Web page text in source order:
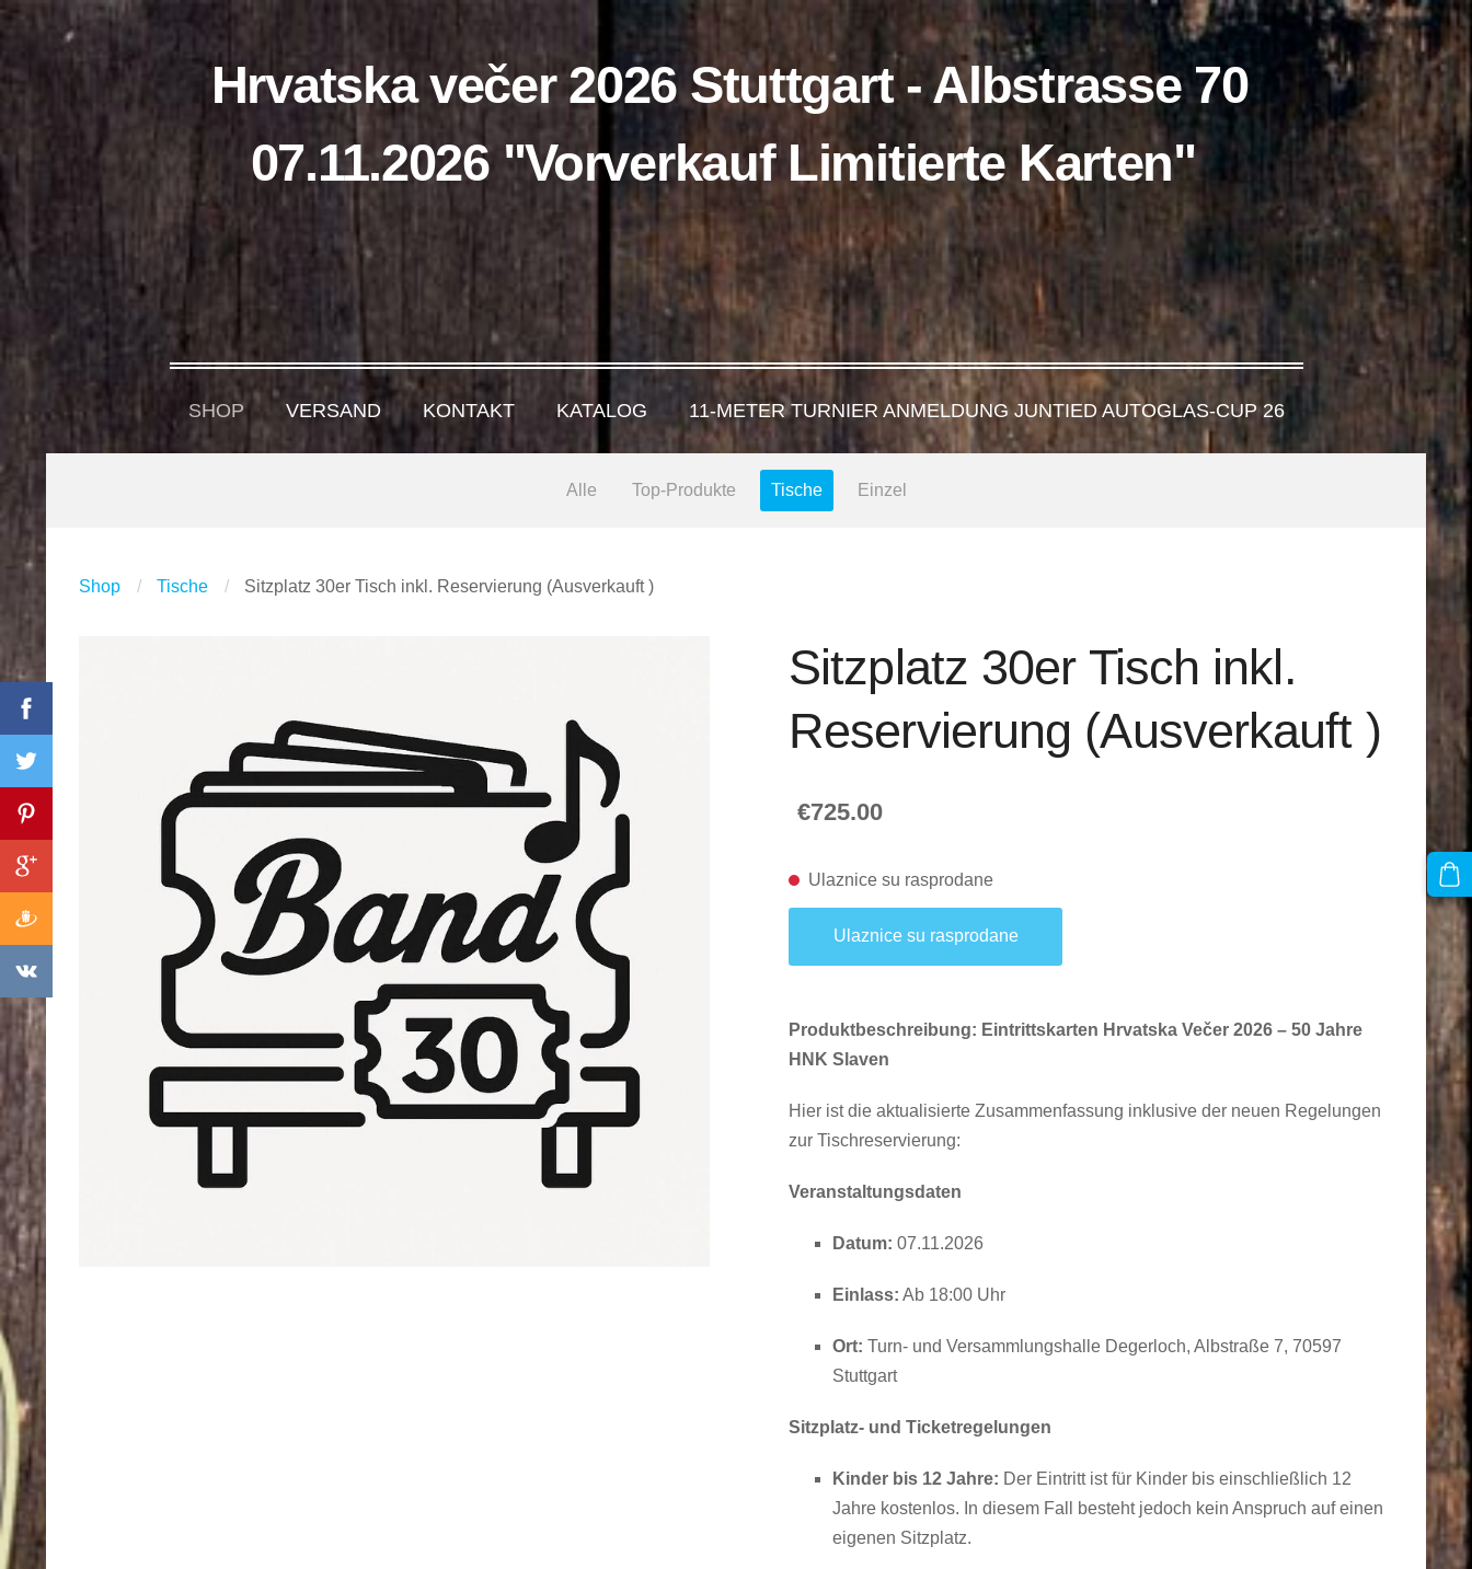
Hrvatska večer 2026 Stuttgart - Albstrasse 70
07.11.2026 "Vorverkauf Limitierte Karten"
SHOP VERSAND KONTAKT KATALOG 11-METER TURNIER ANMELDUNG JUNTIED AUTOGLAS-CUP 26
Alle Top-Produkte Tische Einzel
Shop Tische Sitzplatz 30er Tisch inkl. Reservierung (Ausverkauft )
Sitzplatz 30er Tisch inkl.
Reservierung (Ausverkauft )
€725.00
Ulaznice su rasprodane
Ulaznice su rasprodane
Produktbeschreibung: Eintrittskarten Hrvatska Večer 2026 – 50 Jahre
HNK Slaven
Hier ist die aktualisierte Zusammenfassung inklusive der neuen Regelungen
zur Tischreservierung:
Veranstaltungsdaten
Datum: 07.11.2026
Einlass: Ab 18:00 Uhr
Ort: Turn- und Versammlungshalle Degerloch, Albstraße 7, 70597
Stuttgart
Sitzplatz- und Ticketregelungen
Kinder bis 12 Jahre: Der Eintritt ist für Kinder bis einschließlich 12
Jahre kostenlos. In diesem Fall besteht jedoch kein Anspruch auf einen
eigenen Sitzplatz.